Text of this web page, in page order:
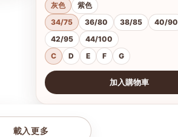
灰色
紫色
34/75
36/80 38/85
40/90
42/95
44/100
C
D E F G
加入購物車
載入更多